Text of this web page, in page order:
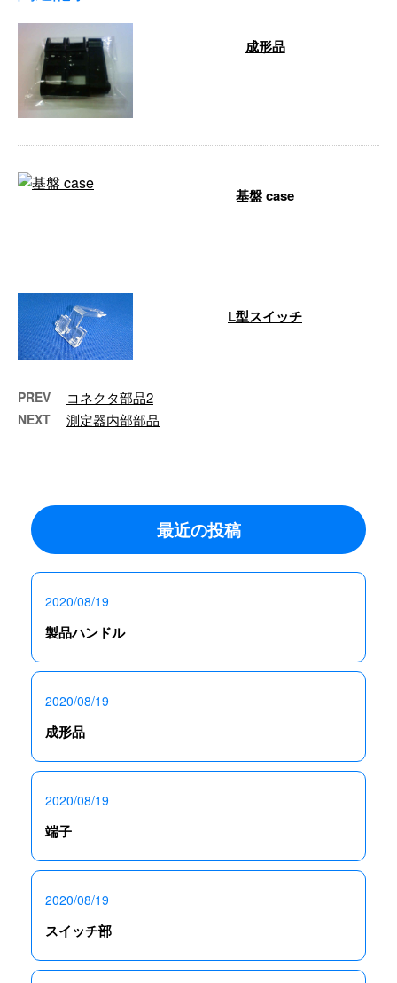
成形品
基盤 case
L型スイッチ
PREV コネクタ部品2
NEXT 測定器内部部品
最近の投稿
2020/08/19
製品ハンドル
2020/08/19
成形品
2020/08/19
端子
2020/08/19
スイッチ部